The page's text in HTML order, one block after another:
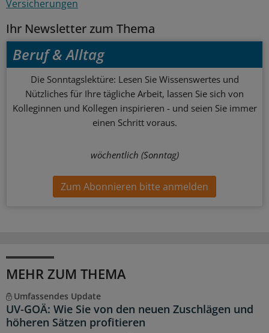
Versicherungen
Ihr Newsletter zum Thema
Beruf & Alltag
Die Sonntagslektüre: Lesen Sie Wissenswertes und
Nützliches für Ihre tägliche Arbeit, lassen Sie sich von
Kolleginnen und Kollegen inspirieren - und seien Sie immer
einen Schritt voraus.
wöchentlich (Sonntag)
Zum Abonnieren bitte anmelden
MEHR ZUM THEMA
Umfassendes Update
UV-GOÄ: Wie Sie von den neuen Zuschlägen und
höheren Sätzen profitieren